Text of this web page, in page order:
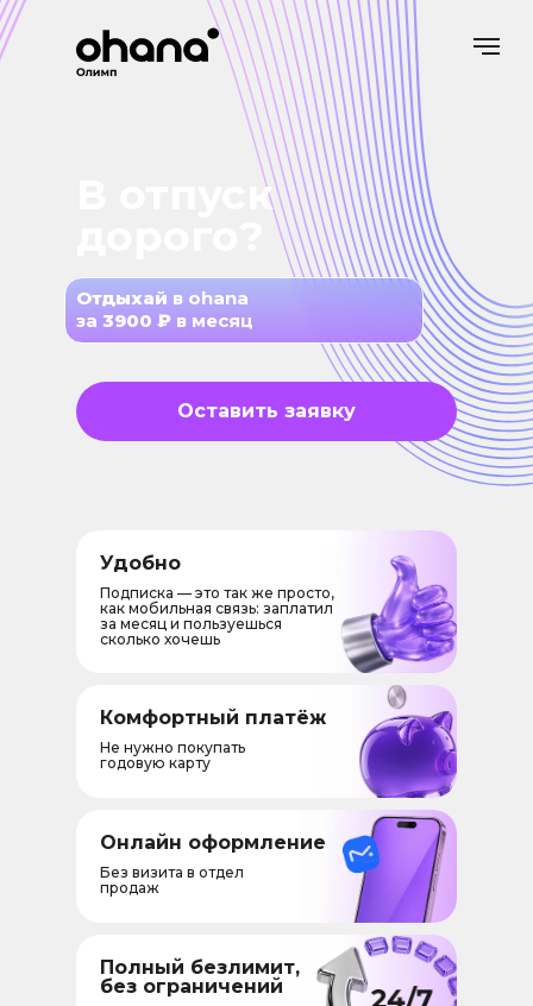
Оставить заявку
Отдыхай в ohana
за 3900 ₽ в месяц
В отпуск
Подписка — это так же просто,
как мобильная связь: заплатил
за месяц и пользуешься
сколько хочешь
Удобно
Не нужно покупать
годовую карту
Комфортный платёж
Без визита в отдел
продаж
Онлайн оформление
Полный безлимит,
без ограничений